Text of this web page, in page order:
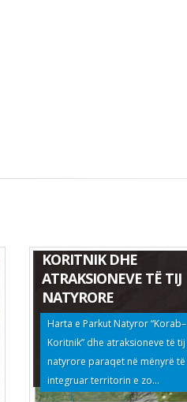
KORITNIK DHE
ATRAKSIONEVE TË TIJ
NATYRORE
Harta e Parkut Natyror “Korab–
Koritnik” dhe atraksioneve të tij
natyrore paraqet në mënyrë të
integruar territorin e zo...